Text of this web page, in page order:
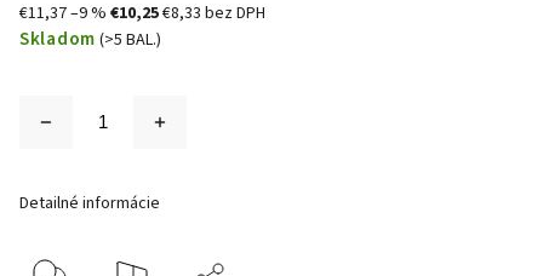
€11,37–9 % €10,25€8,33 bez DPH
Skladom (>5 BAL.)
Detailné informácie